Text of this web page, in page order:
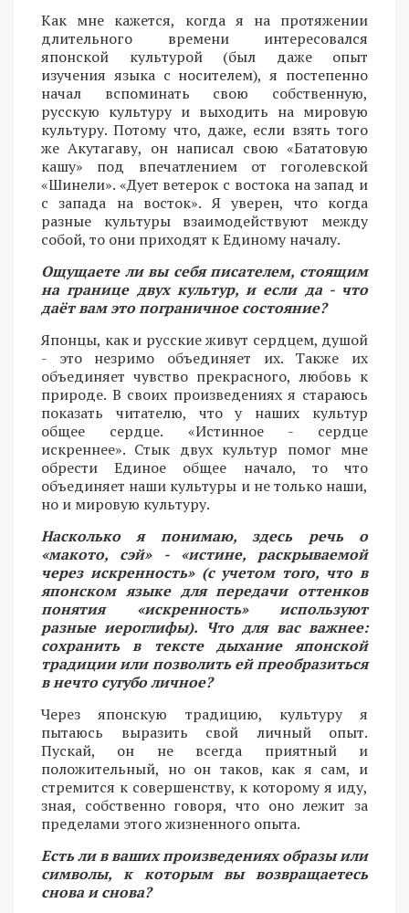
Как мне кажется, когда я на протяжении
длительного времени интересовался
японской культурой (был даже опыт
изучения языка с носителем), я постепенно
начал вспоминать свою собственную,
русскую культуру и выходить на мировую
культуру. Потому что, даже, если взять того
же Акутагаву, он написал свою «Бататовую
кашу» под впечатлением от гоголевской
«Шинели». «Дует ветерок с востока на запад и
с запада на восток». Я уверен, что когда
разные культуры взаимодействуют между
собой, то они приходят к Единому началу.
Ощущаете ли вы себя писателем, стоящим
на границе двух культур, и если да - что
даёт вам это пограничное состояние?
Японцы, как и русские живут сердцем, душой
- это незримо объединяет их. Также их
объединяет чувство прекрасного, любовь к
природе. В своих произведениях я стараюсь
показать читателю, что у наших культур
общее сердце. «Истинное - сердце
искреннее». Стык двух культур помог мне
обрести Единое общее начало, то что
объединяет наши культуры и не только наши,
но и мировую культуру.
Насколько я понимаю, здесь речь о
«макото, сэй» - «истине, раскрываемой
через искренность» (с учетом того, что в
японском языке для передачи оттенков
понятия «искренность» используют
разные иероглифы). Что для вас важнее:
сохранить в тексте дыхание японской
традиции или позволить ей преобразиться
в нечто сугубо личное?
Через японскую традицию, культуру я
пытаюсь выразить свой личный опыт.
Пускай, он не всегда приятный и
положительный, но он таков, как я сам, и
стремится к совершенству, к которому я иду,
зная, собственно говоря, что оно лежит за
пределами этого жизненного опыта.
Есть ли в ваших произведениях образы или
символы, к которым вы возвращаетесь
снова и снова?